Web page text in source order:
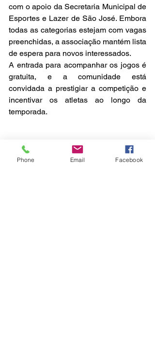
com o apoio da Secretaria Municipal de
Esportes e Lazer de São José. Embora
todas as categorias estejam com vagas
preenchidas, a associação mantém lista
de espera para novos interessados.
A entrada para acompanhar os jogos é
gratuita, e a comunidade está
convidada a prestigiar a competição e
incentivar os atletas ao longo da
temporada.
Phone Email Facebook